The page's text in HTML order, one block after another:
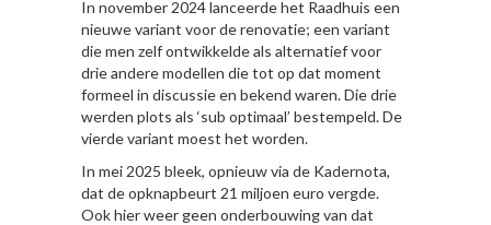
In november 2024 lanceerde het Raadhuis een
nieuwe variant voor de renovatie; een variant
die men zelf ontwikkelde als alternatief voor
drie andere modellen die tot op dat moment
formeel in discussie en bekend waren. Die drie
werden plots als ‘sub optimaal’ bestempeld. De
vierde variant moest het worden.
In mei 2025 bleek, opnieuw via de Kadernota,
dat de opknapbeurt 21 miljoen euro vergde.
Ook hier weer geen onderbouwing van dat